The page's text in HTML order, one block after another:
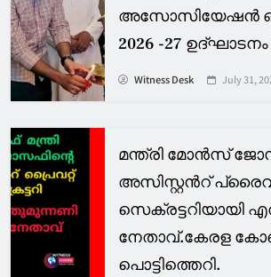
അസോസിയേഷൻ
2026 -27
Witness Desk July 31,
മന്ത്രി മോൻസ്
അസിസ്റ്റൻറ്
നേതാവ്.കേരള
പൊട്ടിത്തെറി.